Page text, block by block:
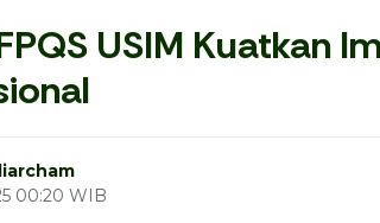
USIM Kuatkan
00:20 WIB